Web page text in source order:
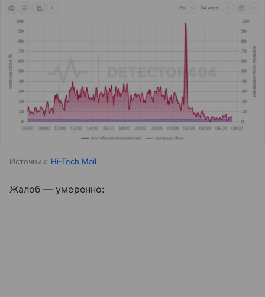
Источник: Hi-Tech Mail
Жалоб — умеренно: